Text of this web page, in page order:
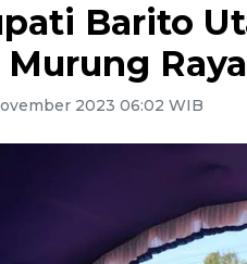
Barito
Murung
2023 06:02 WIB